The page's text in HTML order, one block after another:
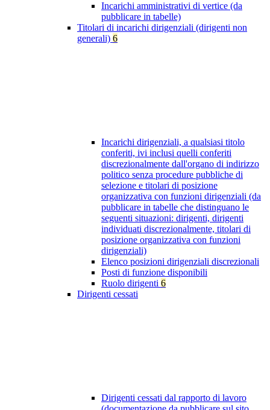
Incarichi amministrativi di vertice (da
pubblicare in tabelle)
Titolari di incarichi dirigenziali (dirigenti non
generali) 6
Incarichi dirigenziali, a qualsiasi titolo
conferiti, ivi inclusi quelli conferiti
discrezionalmente dall'organo di indirizzo
politico senza procedure pubbliche di
selezione e titolari di posizione
organizzativa con funzioni dirigenziali (da
pubblicare in tabelle che distinguano le
seguenti situazioni: dirigenti, dirigenti
individuati discrezionalmente, titolari di
posizione organizzativa con funzioni
dirigenziali)
Elenco posizioni dirigenziali discrezionali
Posti di funzione disponibili
Ruolo dirigenti 6
Dirigenti cessati
Dirigenti cessati dal rapporto di lavoro